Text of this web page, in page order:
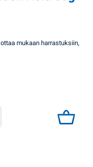
mukaan harrastuksiin,
määrä